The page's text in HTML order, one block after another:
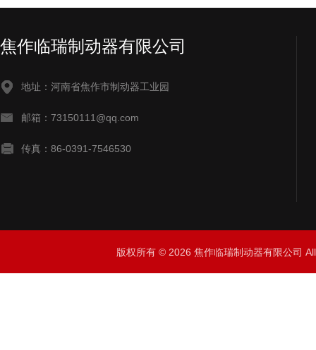
焦作临瑞制动器有限公司
地址：河南省焦作市制动器工业园
邮箱：73150111@qq.com
传真：86-0391-7546530
版权所有 © 2026 焦作临瑞制动器有限公